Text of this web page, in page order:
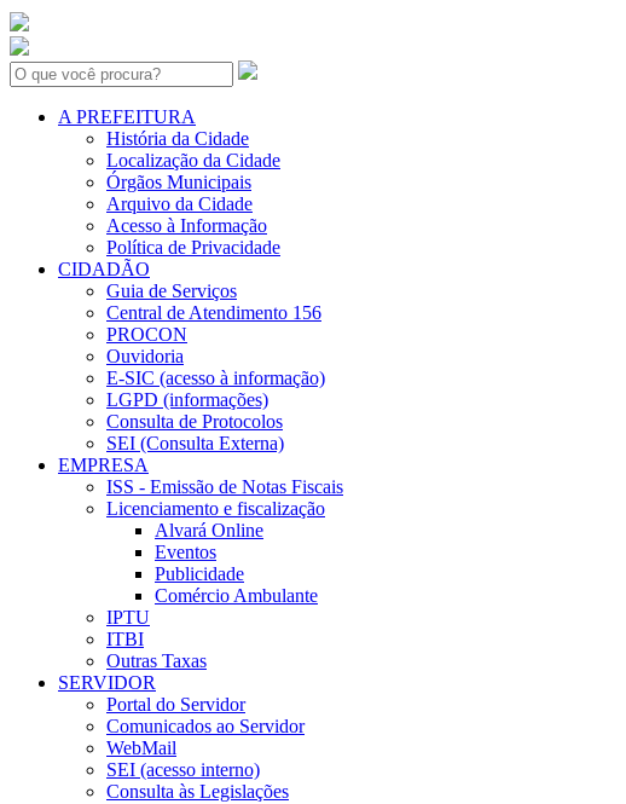
Search:
A PREFEITURA
História da Cidade
Localização da Cidade
Órgãos Municipais
Arquivo da Cidade
Acesso à Informação
Política de Privacidade
CIDADÃO
Guia de Serviços
Central de Atendimento 156
PROCON
Ouvidoria
E-SIC (acesso à informação)
LGPD (informações)
Consulta de Protocolos
SEI (Consulta Externa)
EMPRESA
ISS - Emissão de Notas Fiscais
Licenciamento e fiscalização
Alvará Online
Eventos
Publicidade
Comércio Ambulante
IPTU
ITBI
Outras Taxas
SERVIDOR
Portal do Servidor
Comunicados ao Servidor
WebMail
SEI (acesso interno)
Consulta às Legislações